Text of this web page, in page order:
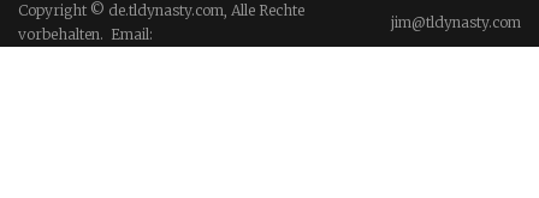
Copyright © de.tldynasty.com, Alle Rechte
vorbehalten. Email:
jim@tldynasty.com